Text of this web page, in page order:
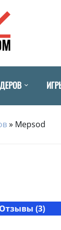
» Mepsod
Отзывы (3)